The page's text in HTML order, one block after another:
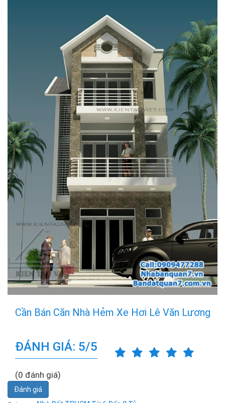
Cần Bán Căn Nhà Hẻm Xe Hơi Lê Văn Lương
ĐÁNH GIÁ: 5/5
(0 đánh giá)
Đánh giá